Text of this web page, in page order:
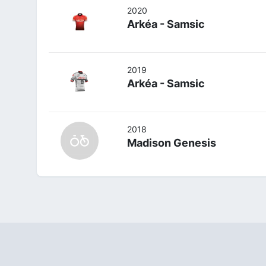
2020
Arkéa - Samsic
2019
Arkéa - Samsic
2018
Madison Genesis